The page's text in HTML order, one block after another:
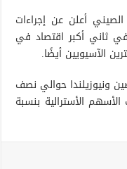
أعلن عن إجراءات
ثاني أكبر اقتصاد في
الآسيويين أيضًا.
ونيوزيلندا حوالي نصف
الأسترالية بنسبة